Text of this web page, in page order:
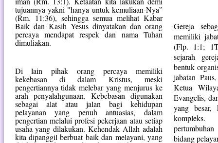
tujuannya yakni "hanya untuk kemuliaan-Nya”
(Rm. 11:36), sehingga semua melihat Kabar
Baik dan Kasih Yesus dinyatakan dan orang
percaya mendapat respek dan nama Tuhan
dimuliakan.
Di lain pihak orang percaya memiliki
kekebasan di dalam Kristus, meski
pengertiannya tidak melebar yang menjurus ke
arah penyalahgunaan. Kebebasan digunakan
sebagai alat atau jalan bagi kehidupan
pelayanan yang penuh antuasias, dalam
pengertian melalui profesi pekerjaan atau setiap
usaha yang dilakukan. Kehendak Allah adalah
kita dipanggil berbuat baik dan melayani, yang
Gereja
memiliki
(Flp. 1:1;
sejarah
bentuk
jabatan
Ketua
Evangelis,
yang besar,
kompleks.
bidang